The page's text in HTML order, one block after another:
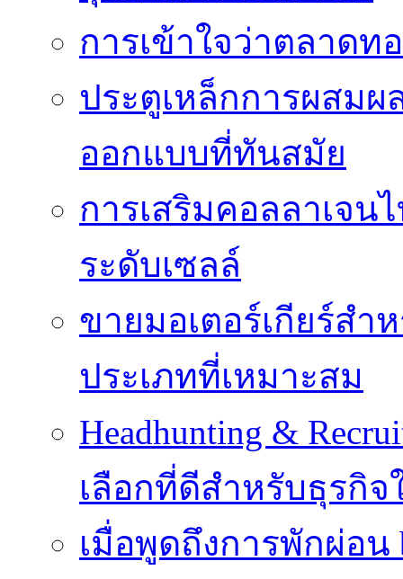
การเข้าใจว่าตลาดท
ประตูเหล็กการผสม
ออกแบบที่ทันสมัย
การเสริมคอลลาเจน
ระดับเซลล์
ขายมอเตอร์เกียร์สำ
ประเภทที่เหมาะสม
Headhunting &
เลือกที่ดีสำหรับธุรกิจ
เมื่อพูดถึงการพักผ่อน